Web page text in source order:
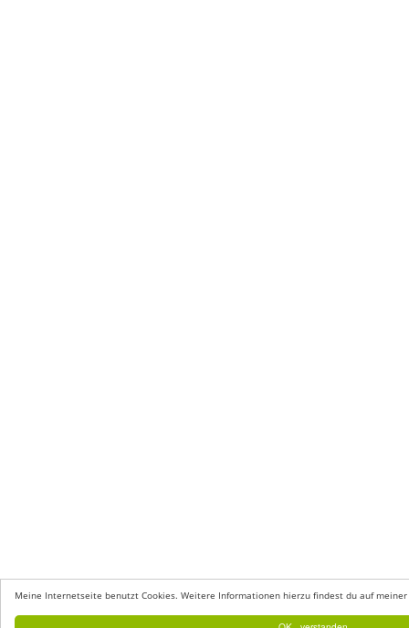
Meine Internetseite benutzt Cookies. Weitere Informationen hierzu findest du auf